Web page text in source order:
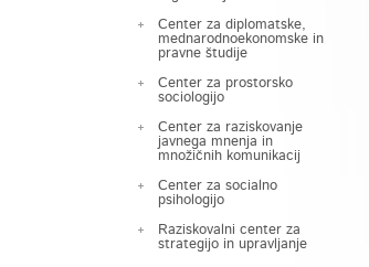
Center za diplomatske,
mednarodnoekonomske in
pravne študije
Center za prostorsko
sociologijo
Center za raziskovanje
javnega mnenja in
množičnih komunikacij
Center za socialno
psihologijo
Raziskovalni center za
strategijo in upravljanje